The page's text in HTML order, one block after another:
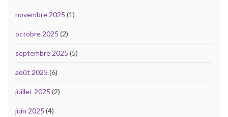
novembre 2025 (1)
octobre 2025 (2)
septembre 2025 (5)
août 2025 (6)
juillet 2025 (2)
juin 2025 (4)